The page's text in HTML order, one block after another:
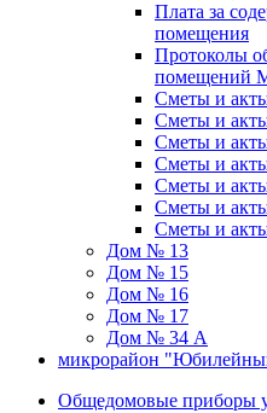
Плата за
помещения
Протоколы
помещений
Сметы и
Сметы и
Сметы и
Сметы и
Сметы и
Сметы и
Сметы и
Дом № 13
Дом № 15
Дом № 16
Дом № 17
Дом № 34 А
микрорайон
Общедомовые приборы